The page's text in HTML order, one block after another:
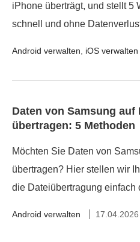
iPhone überträgt, und stellt 5
schnell und ohne
Android verwalten, iOS verwalten
Daten von Samsung auf
übertragen: 5 Methoden
Möchten Sie Daten von
übertragen? Hier stellen wir
die Dateiübertragung einfach
Android verwalten 17.04.2026